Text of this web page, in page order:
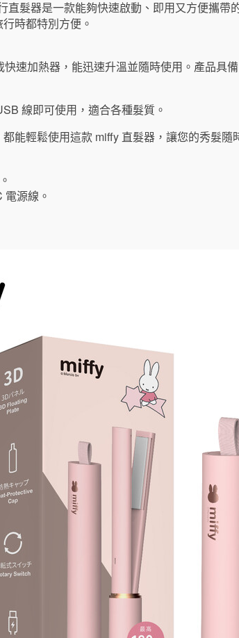
直髮器是一款能夠快速啟動、即用又方便攜
時都特別方便。
速加熱器，能迅速升溫並隨時使用。產品具
線即可使用，適合各種髮質。
能輕鬆使用這款 miffy 直髮器，讓您的秀髮隨
電源線。